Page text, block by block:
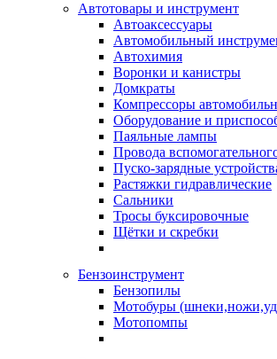
Автотовары и инструмент
Автоаксессуары
Автомобильный
Автохимия
Воронки и канистры
Домкраты
Компрессоры
Оборудование и
Паяльные лампы
Провода
Пуско-зарядные
Растяжки гидравлические
Сальники
Тросы буксировочные
Щётки и скребки
Бензоинструмент
Бензопилы
Мотобуры
Мотопомпы